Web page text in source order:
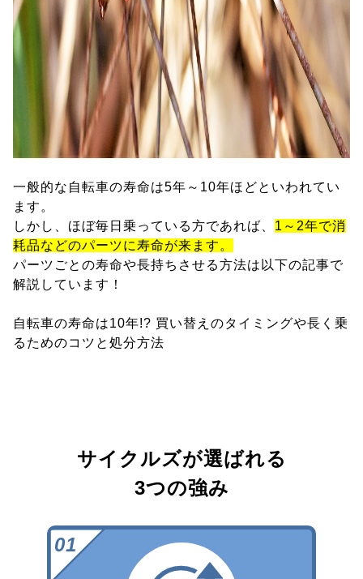
一般的な自転車の寿命は5年～10年ほどといわれてい
ます。
しかし、ほぼ毎日乗っている方であれば、 1～2年で消
耗品などのパーツに寿命が来ます。
パーツごとの寿命や長持ちさせる方法は以下の記事で
解説しています！
自転車の寿命は10年!? 買い替えのタイミングや長く乗
るためのコツと処分方法
サイクルズが選ばれる
3つの強み